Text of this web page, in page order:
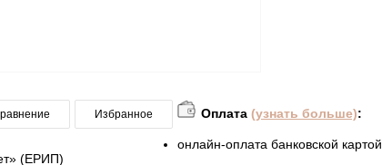
Избранное Оплата (узнать больше):
онлайн-оплата банковской картой
(ЕРИП)